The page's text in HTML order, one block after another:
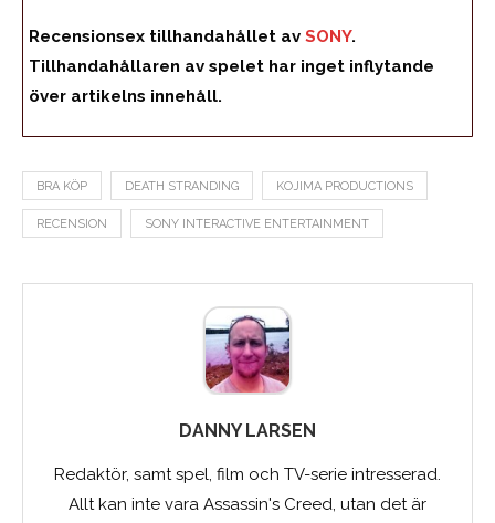
Recensionsex tillhandahållet av SONY.
Tillhandahållaren av spelet har inget inflytande
över artikelns innehåll.
BRA KÖP DEATH STRANDING KOJIMA PRODUCTIONS
RECENSION SONY INTERACTIVE ENTERTAINMENT
DANNY LARSEN
Redaktör, samt spel, film och TV-serie intresserad.
Allt kan inte vara Assassin's Creed, utan det är